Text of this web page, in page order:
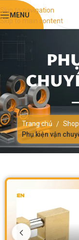
Skip to navigation
Skip to main content
MENU
Trang chủ / Shop
Phụ kiện vận